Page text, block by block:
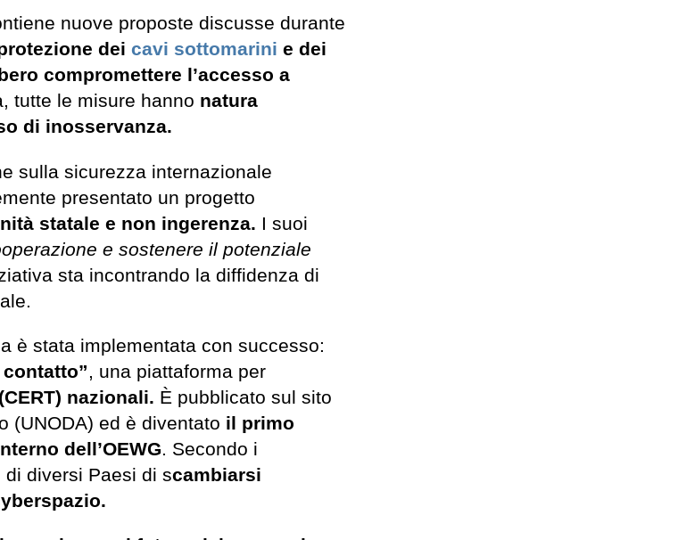
nuove proposte discusse durante
dei cavi sottomarini e dei
compromettere l’accesso a
tutte le misure hanno natura
di inosservanza.
sulla sicurezza internazionale
presentato un progetto
statale e non ingerenza. I suoi
e sostenere il potenziale
sta incontrando la diffidenza di
è stata implementata con successo:
, una piattaforma per
nazionali. È pubblicato sul sito
(UNODA) ed è diventato il primo
dell’OEWG. Secondo i
diversi Paesi di scambiarsi